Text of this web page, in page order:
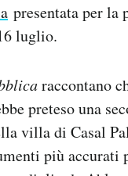
presentata per la
luglio.
raccontano
preteso una
villa di Casal
più accurati